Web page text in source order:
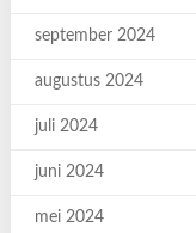
september 2024
augustus 2024
juli 2024
juni 2024
mei 2024